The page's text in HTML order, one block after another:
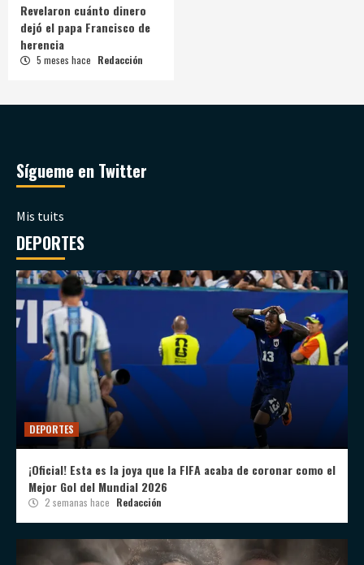
Revelaron cuánto dinero
dejó el papa Francisco de
herencia
5 meses hace Redacción
Sígueme en Twitter
Mis tuits
DEPORTES
DEPORTES
¡Oficial! Esta es la joya que la FIFA acaba de coronar como el
Mejor Gol del Mundial 2026
2 semanas hace Redacción